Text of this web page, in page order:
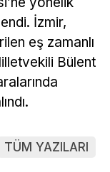
İzmir,
eş zamanlı
Bülent
TÜM YAZILARI